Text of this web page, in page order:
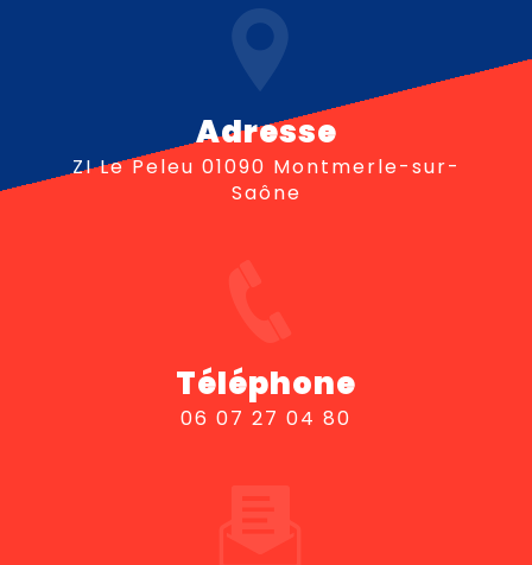
Adresse
ZI Le Peleu 01090 Montmerle-sur-
Saône
Téléphone
06 07 27 04 80